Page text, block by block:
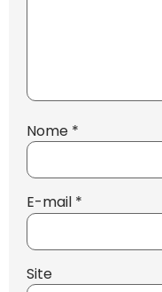
Nome *
E-mail *
Site